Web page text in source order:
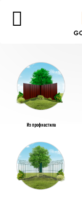
Из профнастила